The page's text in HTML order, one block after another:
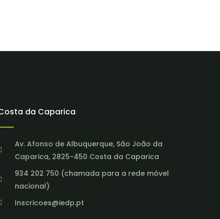
da Caparica
Av. Afonso de Albuquerque, São João da
Caparica, 2825-450 Costa da Caparica
934 202 750 (chamada para a rede móvel
nacional)
Inscricoes@iedp.pt